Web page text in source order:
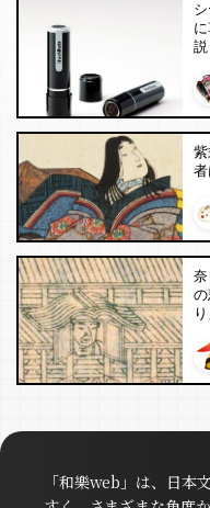
説
者
奈
「和樂web」は、日本